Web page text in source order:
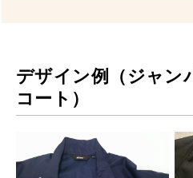
デザイン例（ジャン
コート）